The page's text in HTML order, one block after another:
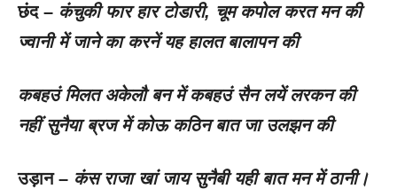
छंद – कंचुकी फार हार टोडारी, चूम कपोल करत मन की
ज्वानी में जाने का करनें यह हालत बालापन की
कबहउं मिलत अकेलौ बन में कबहउं सैन लयें लरकन की
नहीं सुनैया ब्रज में कोऊ कठिन बात जा उलझन की
उड़ान – कंस राजा खां जाय सुनैबी यही बात मन में ठानी।